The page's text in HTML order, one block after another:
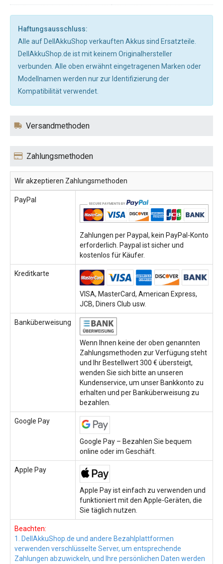
Haftungsausschluss:
Alle auf DellAkkuShop verkauften Akkus sind Ersatzteile.
DellAkkuShop.de ist mit keinem Originalhersteller
verbunden. Alle oben erwähnt eingetragenen Marken oder
Modellnamen werden nur zur Identifizierung der
Kompatibilität verwendet.
Versandmethoden
Zahlungsmethoden
Wir akzeptieren Zahlungsmethoden
PayPal
Zahlungen per Paypal, kein PayPal-Konto
erforderlich. Paypal ist sicher und
kostenlos für Käufer.
Kreditkarte
VISA, MasterCard, American Express,
JCB, Diners Club usw.
Banküberweisung
Wenn Ihnen keine der oben genannten
Zahlungsmethoden zur Verfügung steht
und Ihr Bestellwert 300 € übersteigt,
wenden Sie sich bitte an unseren
Kundenservice, um unser Bankkonto zu
erhalten und per Banküberweisung zu
bezahlen.
Google Pay
Google Pay – Bezahlen Sie bequem
online oder im Geschäft.
Apple Pay
Apple Pay ist einfach zu verwenden und
funktioniert mit den Apple-Geräten, die
Sie täglich nutzen.
Beachten:
1. DellAkkuShop.de und andere Bezahlplattformen
verwenden verschlüsselte Server, um entsprechende
Zahlungen abzuwickeln, und Ihre persönlichen Daten werden